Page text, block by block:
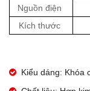
Nguồn điện
Kích thước
Kiểu dáng: Khóa